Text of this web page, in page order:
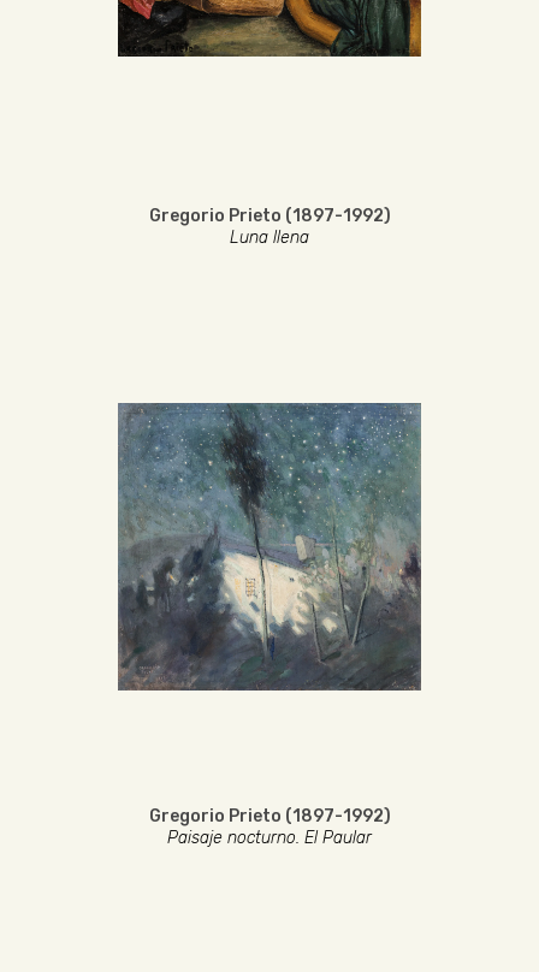
Gregorio Prieto (1897-1992)
Luna llena
Gregorio Prieto (1897-1992)
Paisaje nocturno. El Paular